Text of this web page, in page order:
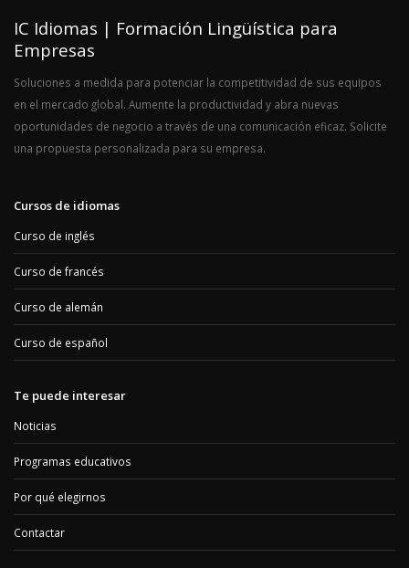
IC Idiomas | Formación Lingüística para
Empresas
Soluciones a medida para potenciar la competitividad de sus equipos
en el mercado global. Aumente la productividad y abra nuevas
oportunidades de negocio a través de una comunicación eficaz. Solicite
una propuesta personalizada para su empresa.
Cursos de idiomas
Curso de inglés
Curso de francés
Curso de alemán
Curso de español
Te puede interesar
Noticias
Programas educativos
Por qué elegirnos
Contactar